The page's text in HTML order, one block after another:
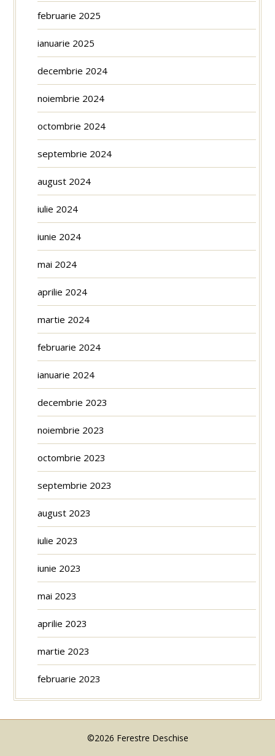
februarie 2025
ianuarie 2025
decembrie 2024
noiembrie 2024
octombrie 2024
septembrie 2024
august 2024
iulie 2024
iunie 2024
mai 2024
aprilie 2024
martie 2024
februarie 2024
ianuarie 2024
decembrie 2023
noiembrie 2023
octombrie 2023
septembrie 2023
august 2023
iulie 2023
iunie 2023
mai 2023
aprilie 2023
martie 2023
februarie 2023
©2026 Ferestre Deschise